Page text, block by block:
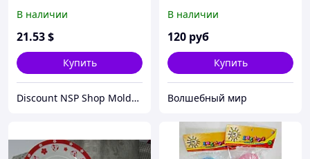
В наличии
21.53$
Купить
Discount NSP Shop Moldova
В наличии
120 руб
Купить
Волшебный мир